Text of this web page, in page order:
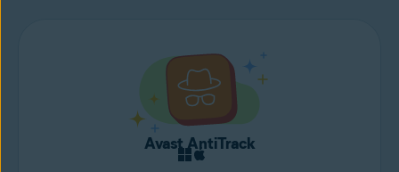
Avast AntiTrack